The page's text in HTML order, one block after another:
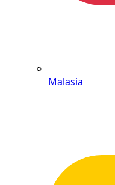
Malasia